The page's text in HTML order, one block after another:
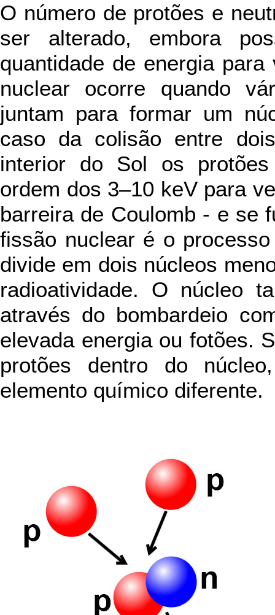
O número de protões e
ser alterado, embora
quantidade de energia
nuclear ocorre quando
juntam para formar um
caso da colisão entre
interior do Sol os
ordem dos 3–10 keV para
barreira de Coulomb - e se
fissão nuclear é o
divide em dois núcleos
radioatividade. O núcleo
através do bombardeio
elevada energia ou fotões.
protões dentro do
elemento químico diferente.